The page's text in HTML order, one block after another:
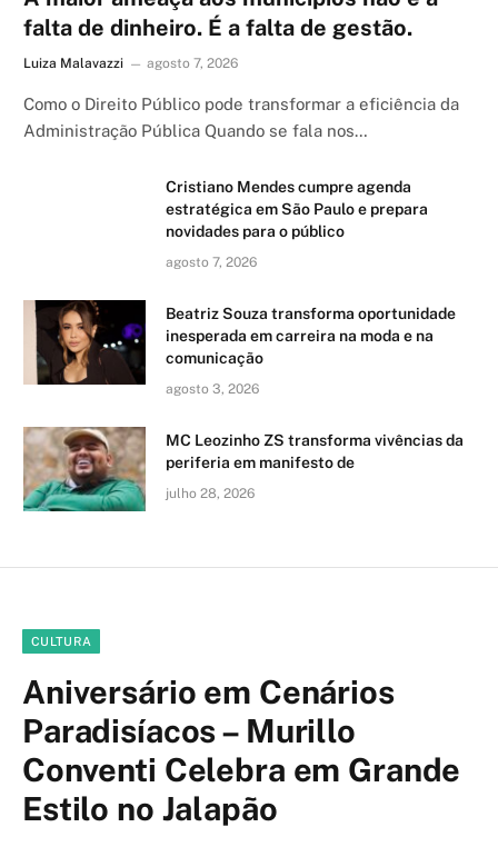
falta de dinheiro. É a falta de gestão.
Luiza Malavazzi agosto 7, 2026
Como o Direito Público pode transformar a eficiência da
Administração Pública Quando se fala nos…
Cristiano Mendes cumpre agenda
estratégica em São Paulo e prepara
novidades para o público
agosto 7, 2026
Beatriz Souza transforma oportunidade
inesperada em carreira na moda e na
comunicação
agosto 3, 2026
MC Leozinho ZS transforma vivências da
periferia em manifesto de
julho 28, 2026
CULTURA
Aniversário em Cenários
Paradisíacos – Murillo
Conventi Celebra em Grande
Estilo no Jalapão